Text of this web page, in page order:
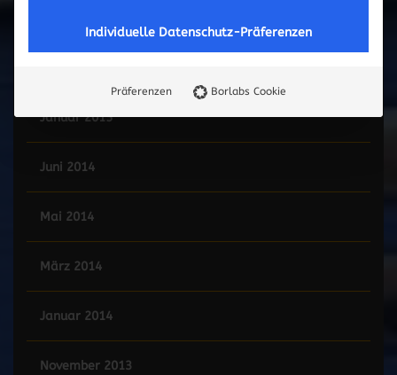
Januar 2015
Juni 2014
Mai 2014
März 2014
Januar 2014
November 2013
Individuelle Datenschutz-Präferenzen
Präferenzen Borlabs Cookie